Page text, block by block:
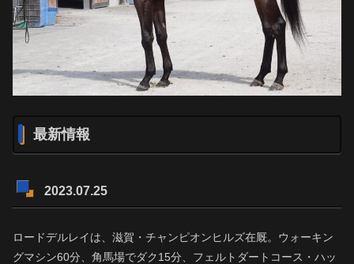
最新情報
2023.07.25
ロードデルレイは、滋賀・チャンピオンヒルズ在厩。ウォーキン
グマシン60分、角馬場でダク15分、フェルトダートコース・ハッ